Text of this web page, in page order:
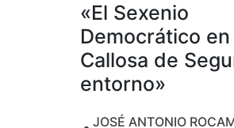
«El Sexenio
Democrático en
Callosa de
entorno»
JOSÉ ANTONIO